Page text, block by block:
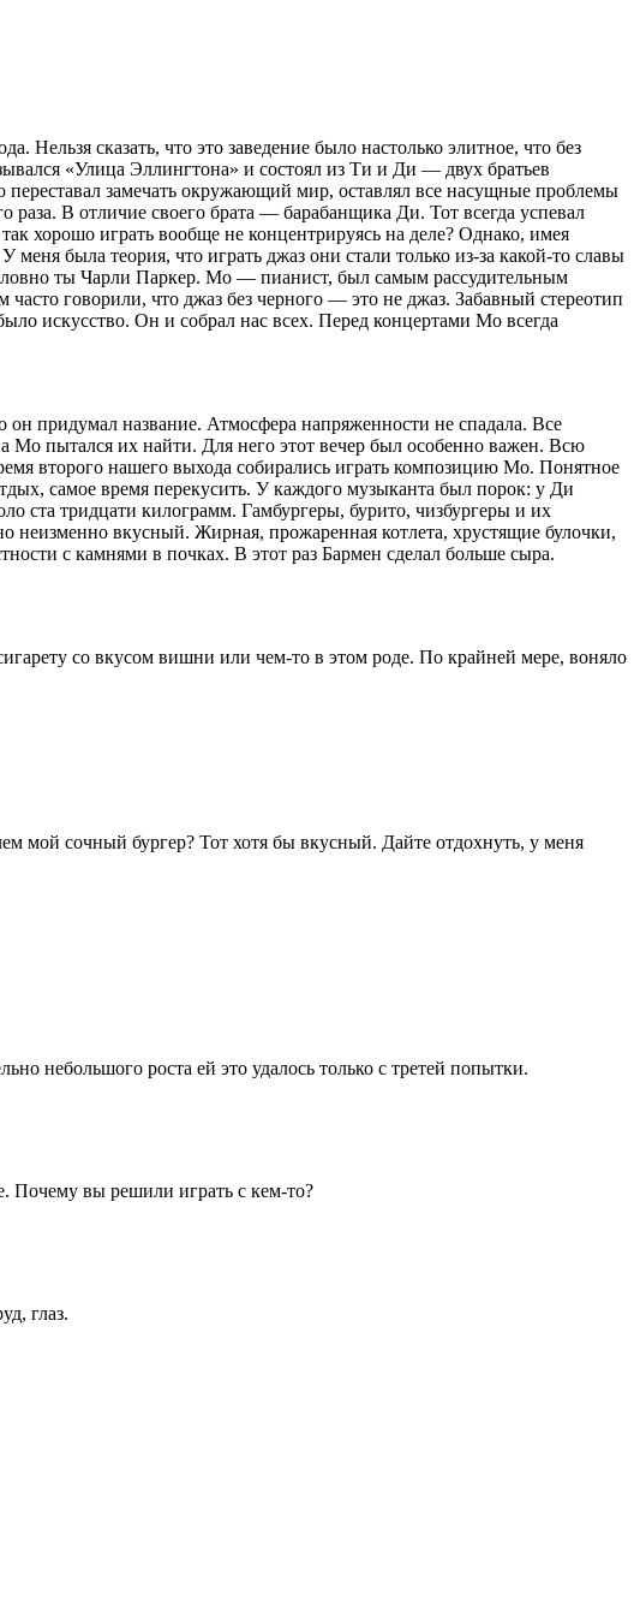
сказать, что это заведение было настолько элитное, что без
«Улица Эллингтона» и состоял из Ти и Ди — двух братьев
замечать окружающий мир, оставлял все насущные проблемы
раза. В отличие своего брата — барабанщика Ди. Тот всегда успевал
хорошо играть вообще не концентрируясь на деле? Однако, имея
была теория, что играть джаз они стали только из-за какой-то славы
ты Чарли Паркер. Мо — пианист, был самым рассудительным
говорили, что джаз без черного — это не джаз. Забавный стереотип
искусство. Он и собрал нас всех. Перед концертами Мо всегда
придумал название. Атмосфера напряженности не спадала. Все
Мо пытался их найти. Для него этот вечер был особенно важен. Всю
второго нашего выхода собирались играть композицию Мо. Понятное
самое время перекусить. У каждого музыканта был порок: у Ди
ста тридцати килограмм. Гамбургеры, бурито, чизбургеры и их
неизменно вкусный. Жирная, прожаренная котлета, хрустящие булочки,
с камнями в почках. В этот раз Бармен сделал больше сыра.
со вкусом вишни или чем-то в этом роде. По крайней мере, воняло
сочный бургер? Тот хотя бы вкусный. Дайте отдохнуть, у меня
небольшого роста ей это удалось только с третей попытки.
Почему вы решили играть с кем-то?
глаз.